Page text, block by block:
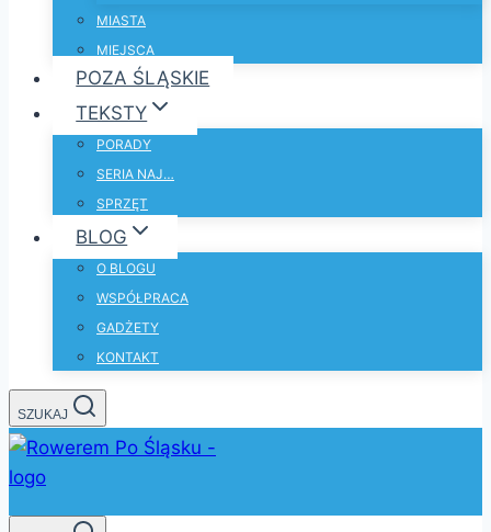
MIASTA
MIEJSCA
POZA ŚLĄSKIE
TEKSTY
PORADY
SERIA NAJ…
SPRZĘT
BLOG
O BLOGU
WSPÓŁPRACA
GADŻETY
KONTAKT
SZUKAJ